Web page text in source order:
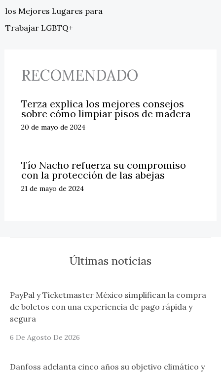
los Mejores Lugares para
Trabajar LGBTQ+
RECOMENDADO
Terza explica los mejores consejos
sobre cómo limpiar pisos de madera
20 de mayo de 2024
Tío Nacho refuerza su compromiso
con la protección de las abejas
21 de mayo de 2024
Últimas notícias
PayPal y Ticketmaster México simplifican la compra
de boletos con una experiencia de pago rápida y
segura
6 De Agosto De 2026
Danfoss adelanta cinco años su objetivo climático y